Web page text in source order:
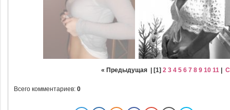
« Предыдущая| [1] 2 3 4 5 6 7 8 9 10 11|
Всего комментариев: 0